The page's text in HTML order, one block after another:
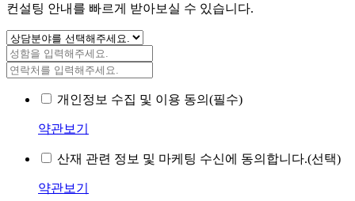
컨설팅 안내를 빠르게 받아보실 수 있습니다.
개인정보 수집 및 이용 동의(필수)
약관보기
산재 관련 정보 및 마케팅 수신에 동의합니다.(선택)
약관보기